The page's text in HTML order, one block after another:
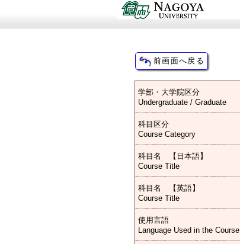
学部・大学院区分
Undergraduate / Graduate
科目区分
Course Category
科目名 【日本語】
Course Title
科目名 【英語】
Course Title
使用言語
Language Used in the Course